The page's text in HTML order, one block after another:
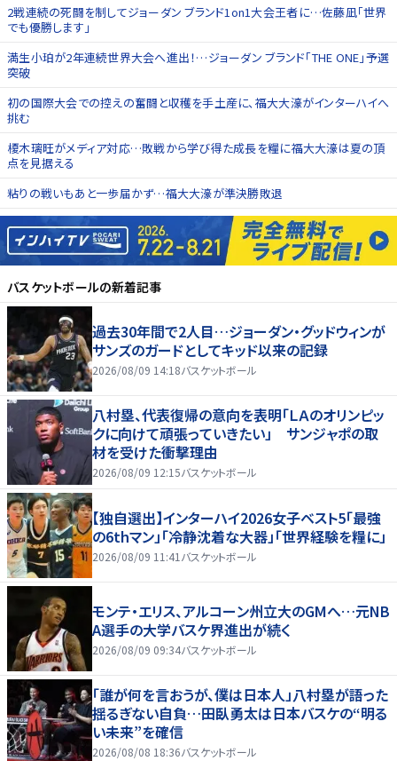
2戦連続の死闘を制してジョーダン ブランド1on1大会王者に…佐藤凪「世界
でも優勝します」
満生小珀が2年連続世界大会へ進出！…ジョーダン ブランド「THE ONE」予選
突破
初の国際大会での控えの奮闘と収穫を手土産に、福大大濠がインターハイへ
挑む
榎木璃旺がメディア対応…敗戦から学び得た成長を糧に福大大濠は夏の頂
点を見据える
粘りの戦いもあと一歩届かず…福大大濠が準決勝敗退
バスケットボールの新着記事
過去30年間で2人目…ジョーダン・グッドウィンが
サンズのガードとしてキッド以来の記録
2026/08/09 14:18バスケットボール
八村塁、代表復帰の意向を表明「ＬＡのオリンピッ
クに向けて頑張っていきたい」 サンジャポの取
材を受けた衝撃理由
2026/08/09 12:15バスケットボール
【独自選出】インターハイ2026女子ベスト5「最強
の6thマン」「冷静沈着な大器」「世界経験を糧に」
2026/08/09 11:41 バスケットボール
モンテ・エリス、アルコーン州立大のGMへ…元NB
A選手の大学バスケ界進出が続く
2026/08/09 09:34バスケットボール
「誰が何を言おうが、僕は日本人」八村塁が語った
揺るぎない自負…田臥勇太は日本バスケの“明る
い未来”を確信
2026/08/08 18:36バスケットボール